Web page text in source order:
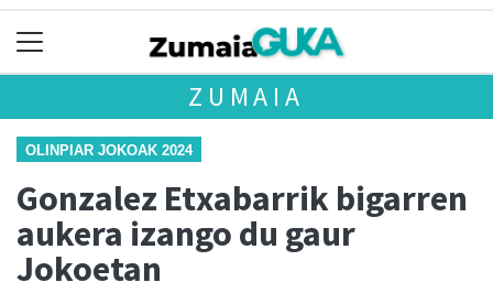
ZUMAIA
OLINPIAR JOKOAK 2024
Gonzalez Etxabarrik bigarren
aukera izango du gaur
Jokoetan